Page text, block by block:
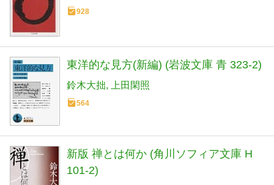
928
東洋的な見方(新編) (岩波文庫 青 323-2)
鈴木大拙 上田閑照
564
新版 禅とは何か (角川ソフィア文庫 H
101-2)